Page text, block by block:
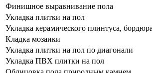
Финишное выравнивание пола
Укладка плитки на пол
Укладка керамического плинтуса, бордюра
Кладка мозаики
Укладка плитки на пол по диагонали
Укладка ПВХ плитки на пол